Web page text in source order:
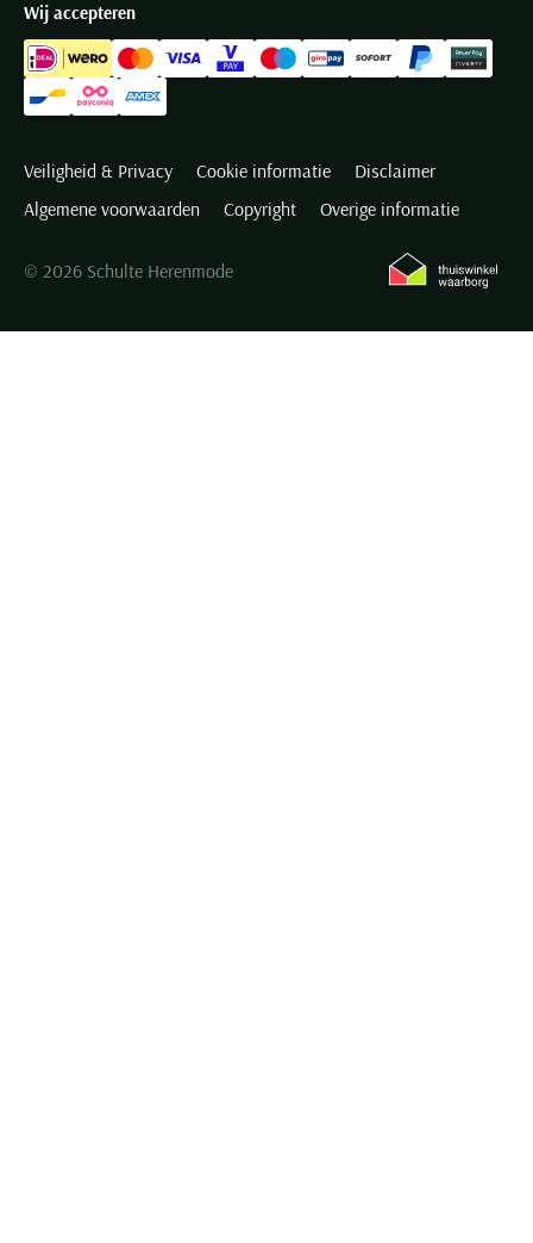
Wij accepteren
Veiligheid & Privacy Cookie informatie
Disclaimer
Algemene voorwaarden
Copyright Overige informatie
© 2026 Schulte Herenmode